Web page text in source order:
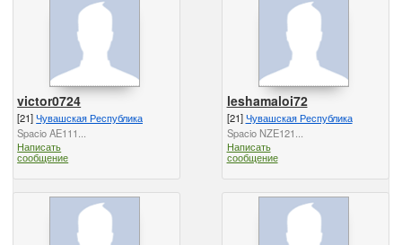
victor0724
[21]Чувашская Республика
Spacio AE111...
Написать
сообщение
leshamaloi72
[21]Чувашская Республика
Spacio NZE121...
Написать
сообщение